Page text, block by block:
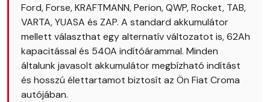
Ford, Forse, KRAFTMANN, Perion, QWP, Rocket, TAB,
VARTA, YUASA és ZAP. A standard akkumulátor
mellett választhat egy alternatív változatot is, 62Ah
kapacitással és 540A indítóárammal. Minden
általunk javasolt akkumulátor megbízható indítást
és hosszú élettartamot biztosít az Ön Fiat Croma
autójában.